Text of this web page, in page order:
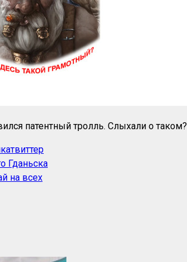
патентный тролль. Слыхали о таком?
твиттер
Гданьска
на всех